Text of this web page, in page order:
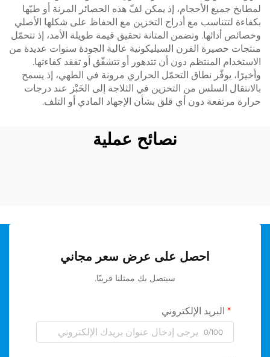
لمطابخ جميع الأحجام، إذ يمكن لفّ هذه الحصائر المرنة أو طيّها
بكفاءة لتتناسب مع أدراج التخزين مع الحفاظ على شكلها الأصلي
وخصائص أدائها. وتضمن المتانة تحقيق قيمة طويلة الأمد، إذ تتحمّل
منتجات حصيرة الفرن السيليكونية عالية الجودة سنوات عديدة من
الاستخدام المنتظم دون أن تتدهور أو تتشقّق أو تفقد كفاءتها.
وأخيرًا، يوفّر نطاق التحمّل الحراري مرونة في الطهي، إذ يسمح
بالانتقال السلس من التخزين في الثلاجة إلى الخَبْز عند درجات
حرارة مرتفعة دون أي قلق بشأن الإجهاد المادي أو التلف.
نصائح عملية
احصل على عرض سعر مجاني
سيتصل بك ممثلنا قريبًا.
البريد الإلكتروني
0/100